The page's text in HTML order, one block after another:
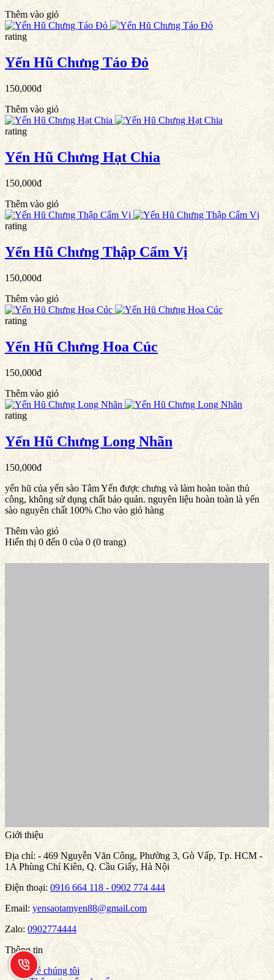
Thêm vào giỏ
rating
Yến Hũ Chưng Táo Đỏ
150,000đ
Thêm vào giỏ
rating
Yến Hũ Chưng Hạt Chia
150,000đ
Thêm vào giỏ
rating
Yến Hũ Chưng Thập Cẩm Vị
150,000đ
Thêm vào giỏ
rating
Yến Hũ Chưng Hoa Cúc
150,000đ
Thêm vào giỏ
rating
Yến Hũ Chưng Long Nhãn
150,000đ
yến hũ của yến sào Tâm Yến được chưng và làm hoàn toàn thủ
công, không sử dụng chất bảo quản. nguyên liệu hoàn toàn là yến
sào nguyên chất 100% Cho vào giỏ hàng
Thêm vào giỏ
Hiển thị 0 đến 0 của 0 (0 trang)
Giới thiệu
Địa chỉ: - 469 Nguyễn Văn Công, Phường 3, Gò Vấp, Tp. HCM -
1A Phùng Chí Kiên, Q. Cầu Giấy, Hà Nội
Điện thoại: 0916 664 118 - 0902 774 444
Email: yensaotamyen88@gmail.com
Zalo: 0902774444
Thông tin
Về chúng tôi